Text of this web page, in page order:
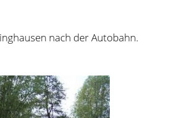
nach der Autobahn.